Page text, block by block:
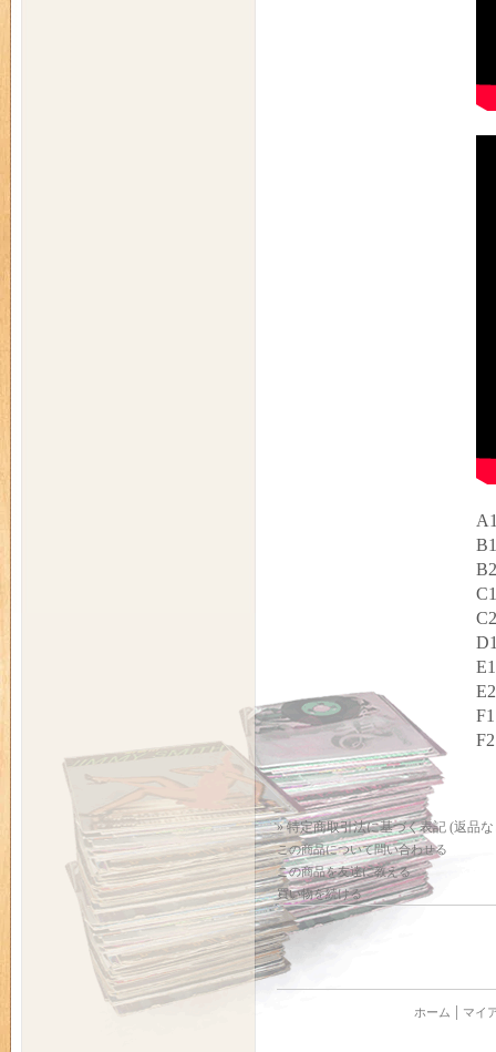
» 特定商取引法に基づく表記 (返品
この商品について問い合わせる
この商品を友達に教える
買い物を続ける
ホーム マイ